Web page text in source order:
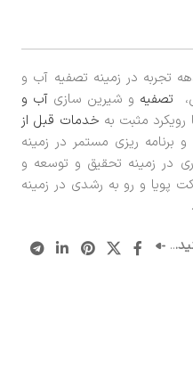
تجربه در زمینه تصفیه آب و
تصفیه و شیرین سازی آب و
رویکرد مثبت به خدمات قبل از
و برنامه ریزی مستمر در زمینه
در زمینه تحقیق و توسعه و
پویا و رو به رشدی در زمینه
..